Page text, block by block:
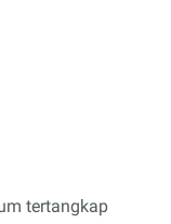
tertangkap